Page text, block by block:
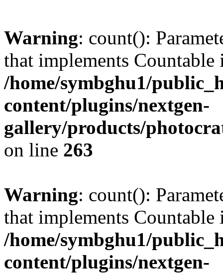
Warning: count():
that implements Countable
/home/symbghu1/
content/plugins/nextgen-
gallery/products/
on line 263
Warning: count():
that implements Countable
/home/symbghu1/
content/plugins/nextgen-